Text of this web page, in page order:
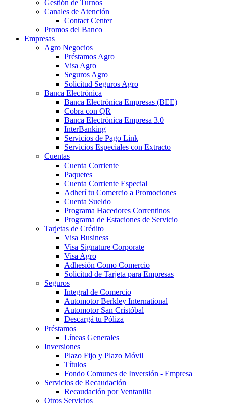
Gestión de Turnos
Canales de Atención
Contact Center
Promos del Banco
Empresas
Agro Negocios
Préstamos Agro
Visa Agro
Seguros Agro
Solicitud Seguros Agro
Banca Electrónica
Banca Electrónica Empresas (BEE)
Cobra con QR
Banca Electrónica Empresa 3.0
InterBanking
Servicios de Pago Link
Servicios Especiales con Extracto
Cuentas
Cuenta Corriente
Paquetes
Cuenta Corriente Especial
Adherí tu Comercio a Promociones
Cuenta Sueldo
Programa Hacedores Correntinos
Programa de Estaciones de Servicio
Tarjetas de Crédito
Visa Business
Visa Signature Corporate
Visa Agro
Adhesión Como Comercio
Solicitud de Tarjeta para Empresas
Seguros
Integral de Comercio
Automotor Berkley International
Automotor San Cristóbal
Descargá tu Póliza
Préstamos
Líneas Generales
Inversiones
Plazo Fijo y Plazo Móvil
Títulos
Fondo Comunes de Inversión - Empresa
Servicios de Recaudación
Recaudación por Ventanilla
Otros Servicios